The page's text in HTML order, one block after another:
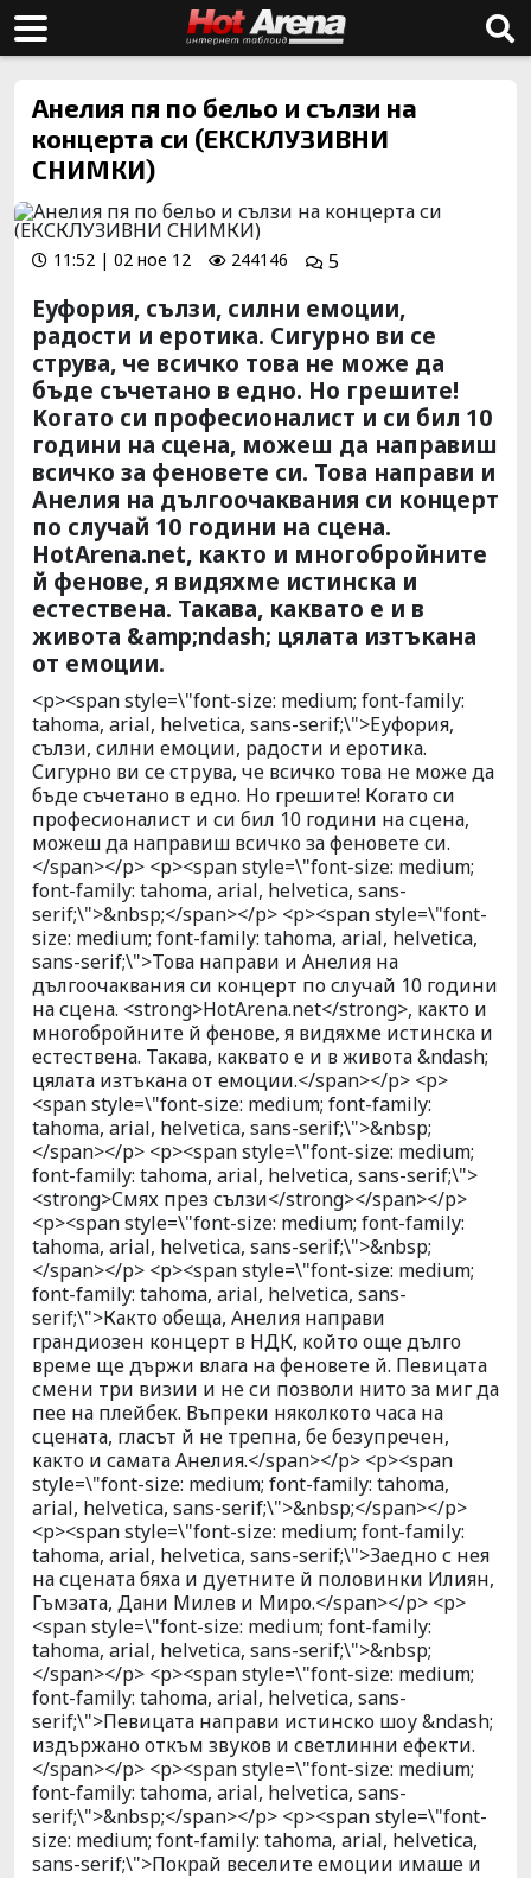
Анелия пя по бельо и сълзи на
концерта си (ЕКСКЛУЗИВНИ
СНИМКИ)
11:52 | 02 ное 12 244146 5
Еуфория, сълзи, силни емоции,
радости и еротика. Сигурно ви се
струва, че всичко това не може да
бъде съчетано в едно. Но грешите!
Когато си професионалист и си бил 10
години на сцена, можеш да направиш
всичко за феновете си. Това направи и
Анелия на дългоочаквания си концерт
по случай 10 години на сцена.
HotArena.net, както и многобройните
й фенове, я видяхме истинска и
естествена. Такава, каквато е и в
живота &amp;ndash; цялата изтъкана
от емоции.
<p><span style=\"font-size: medium; font-family:
tahoma, arial, helvetica, sans-serif;\">Еуфория,
сълзи, силни емоции, радости и еротика.
Сигурно ви се струва, че всичко това не може да
бъде съчетано в едно. Но грешите! Когато си
професионалист и си бил 10 години на сцена,
можеш да направиш всичко за феновете си.
</span></p> <p><span style=\"font-size: medium;
font-family: tahoma, arial, helvetica, sans-
serif;\">&nbsp;</span></p> <p><span style=\"font-
size: medium; font-family: tahoma, arial, helvetica,
sans-serif;\">Това направи и Анелия на
дългоочаквания си концерт по случай 10 години
на сцена. <strong>HotArena.net</strong>, както и
многобройните й фенове, я видяхме истинска и
естествена. Такава, каквато е и в живота &ndash;
цялата изтъкана от емоции.</span></p> <p>
<span style=\"font-size: medium; font-family:
tahoma, arial, helvetica, sans-serif;\">&nbsp;
</span></p> <p><span style=\"font-size: medium;
font-family: tahoma, arial, helvetica, sans-serif;\">
<strong>Смях през сълзи</strong></span></p>
<p><span style=\"font-size: medium; font-family:
tahoma, arial, helvetica, sans-serif;\">&nbsp;
</span></p> <p><span style=\"font-size: medium;
font-family: tahoma, arial, helvetica, sans-
serif;\">Както обеща, Анелия направи
грандиозен концерт в НДК, който още дълго
време ще държи влага на феновете й. Певицата
смени три визии и не си позволи нито за миг да
пее на плейбек. Въпреки няколкото часа на
сцената, гласът й не трепна, бе безупречен,
както и самата Анелия.</span></p> <p><span
style=\"font-size: medium; font-family: tahoma,
arial, helvetica, sans-serif;\">&nbsp;</span></p>
<p><span style=\"font-size: medium; font-family:
tahoma, arial, helvetica, sans-serif;\">Заедно с нея
на сцената бяха и дуетните й половинки Илиян,
Гъмзата, Дани Милев и Миро.</span></p> <p>
<span style=\"font-size: medium; font-family:
tahoma, arial, helvetica, sans-serif;\">&nbsp;
</span></p> <p><span style=\"font-size: medium;
font-family: tahoma, arial, helvetica, sans-
serif;\">Певицата направи истинско шоу &ndash;
издържано откъм звуков и светлинни ефекти.
</span></p> <p><span style=\"font-size: medium;
font-family: tahoma, arial, helvetica, sans-
serif;\">&nbsp;</span></p> <p><span style=\"font-
size: medium; font-family: tahoma, arial, helvetica,
sans-serif;\">Покрай веселите емоции имаше и